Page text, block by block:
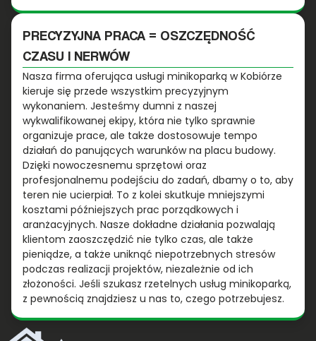
PRECYZYJNA PRACA = OSZCZĘDNOŚĆ
CZASU I NERWÓW
Nasza firma oferująca usługi minikoparką w Kobiórze
kieruje się przede wszystkim precyzyjnym
wykonaniem. Jesteśmy dumni z naszej
wykwalifikowanej ekipy, która nie tylko sprawnie
organizuje prace, ale także dostosowuje tempo
działań do panujących warunków na placu budowy.
Dzięki nowoczesnemu sprzętowi oraz
profesjonalnemu podejściu do zadań, dbamy o to, aby
teren nie ucierpiał. To z kolei skutkuje mniejszymi
kosztami późniejszych prac porządkowych i
aranżacyjnych. Nasze dokładne działania pozwalają
klientom zaoszczędzić nie tylko czas, ale także
pieniądze, a także uniknąć niepotrzebnych stresów
podczas realizacji projektów, niezależnie od ich
złożoności. Jeśli szukasz rzetelnych usług minikoparką,
z pewnością znajdziesz u nas to, czego potrzebujesz.